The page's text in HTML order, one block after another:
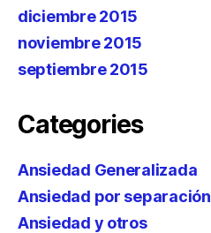
diciembre 2015
noviembre 2015
septiembre 2015
Categories
Ansiedad Generalizada
Ansiedad por separación
Ansiedad y otros